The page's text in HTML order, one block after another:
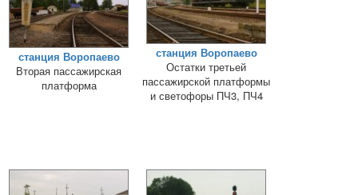
станция Воропаево
Вторая пассажирская
платформа
станция Воропаево
Остатки третьей
пассажирской платформы
и светофоры ПЧ3, ПЧ4